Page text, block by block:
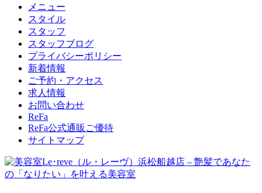
メニュー
スタイル
スタッフ
スタッフブログ
プライバシーポリシー
新着情報
ご予約・アクセス
求人情報
お問い合わせ
ReFa
ReFa公式通販ご優待
サイトマップ